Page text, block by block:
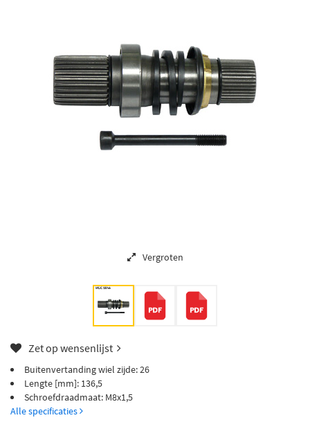
Vergroten
Zet op wensenlijst
Buitenvertanding wiel zijde: 26
Lengte [mm]: 136,5
Schroefdraadmaat: M8x1,5
Alle specificaties